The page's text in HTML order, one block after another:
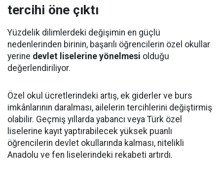
tercihi öne çıktı
Yüzdelik dilimlerdeki değişimin en güçlü
nedenlerinden birinin, başarılı öğrencilerin özel okullar
yerine devlet liselerine yönelmesi olduğu
değerlendiriliyor.
Özel okul ücretlerindeki artış, ek giderler ve burs
imkânlarının daralması, ailelerin tercihlerini değiştirmiş
olabilir. Geçmiş yıllarda yabancı veya Türk özel
liselerine kayıt yaptırabilecek yüksek puanlı
öğrencilerin devlet okullarında kalması, nitelikli
Anadolu ve fen liselerindeki rekabeti artırdı.